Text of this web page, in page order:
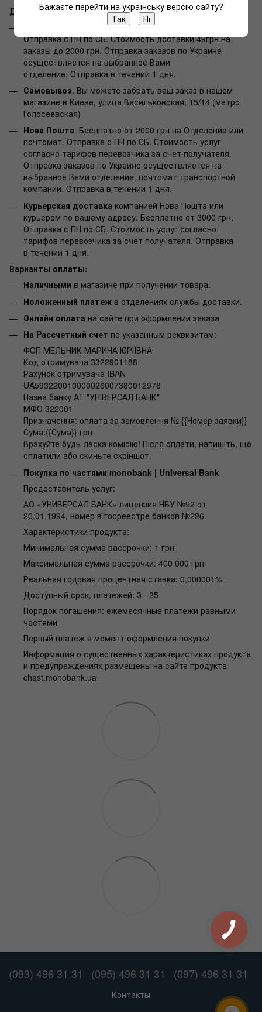
Доставка по Киеву и Украине:
Доставка в магазины Rozetka. Беслпатно от 2000 грн.
Отправка с ПН по СБ. Стоимость доставки 49грн на
заказы до 2000 грн. Отправка заказов по Украине
осуществляется на выбранное Вами
отделение. Отправка в течении 1 дня.
Самовывоз. Вы можете забрать ваш заказ в нашем
магазине в Киеве, улица Васильковская, 15/14 (метро
Голосеевская)
Нова Пошта. Беслпатно от 2000 грн на Отделение или
почтомат. Отправка с ПН по СБ. Стоимость услуг
согласно тарифов перевозчика за счет получателя.
Отправка заказов по Украине осуществляется на
выбранное Вами отделение, почтомат транспортной
компании. Отправка в течении 1 дня.
Курьерская доставка компанией Нова Пошта или
курьером по вашему адресу. Бесплатно от 3000 грн.
Отправка с ПН по СБ. Стоимость услуг согласно
тарифов перевозчика за счет получателя. Отправка
в течении 1 дня.
Варианты оплаты:
Наличными в магазине при получении товара.
Ноложенный платеж в отделениях службы доставки.
Онлайн оплата на сайте при оформлении заказа
На Рассчетный счет по указанным реквизитам:
ФОП МЕЛЬНИК МАРИНА ЮРІЇВНА
Код отримувача 3322901188
Рахунок отримувача IBAN
UA593220010000026007380012976
Назва банку АТ "УНІВЕРСАЛ БАНК"
МФО 322001
Призначення: оплата за замовлення № {{Номер заявки}}
Сума:{{Сума}} грн
Врахуйте будь-ласка комісію! Після оплати, напишіть, що
сплатили або скиньте скріншот.
Покупка по частями monobank | Universal Bank
Предоставитель услуг:
АО «УНИВЕРСАЛ БАНК» лицензия НБУ №92 от
20.01.1994, номер в госреестре банков №226.
Характеристики продукта:
Минимальная сумма рассрочки: 1 грн
Максимальная сумма рассрочки: 400 000 грн
Реальная годовая процентная ставка: 0,000001%
Доступный срок, платежей: 3 - 25
Порядок погашения: ежемесячные платежи равными
частями
Первый платеж в момент оформления покупки
Информация о существенных характеристиках продукта
и предупреждениях размещены на сайте продукта
chast.monobank.ua
(093) 496 31 31 (095) 496 31 31 (097) 496 31 31
Контакты
Бажаєте перейти на українську версію сайту?
Так
Ні